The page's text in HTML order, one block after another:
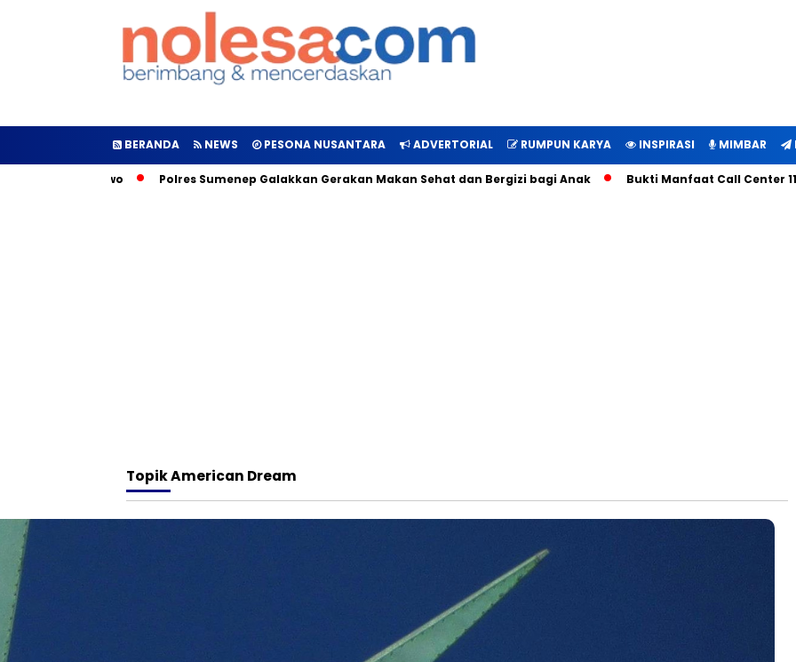
BERANDA NEWS PESONA NUSANTARA ADVERTORIAL RUMPUN KARYA INSPIRASI MIMBAR
Polres Sumenep Galakkan Gerakan Makan Sehat dan Bergizi bagi Anak Bukti Manfaat Call Center 112
TopikAmerican Dream